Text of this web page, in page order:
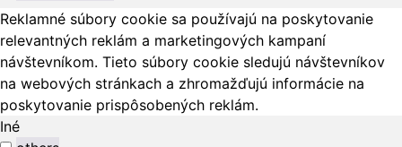
Reklamné súbory cookie sa používajú na poskytovanie
relevantných reklám a marketingových kampaní
návštevníkom. Tieto súbory cookie sledujú návštevníkov
na webových stránkach a zhromažďujú informácie na
poskytovanie prispôsobených reklám.
Iné